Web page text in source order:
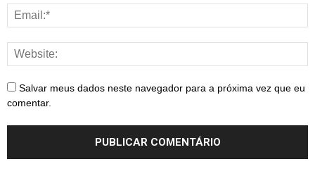
Salvar meus dados neste navegador para a próxima vez que eu
comentar.